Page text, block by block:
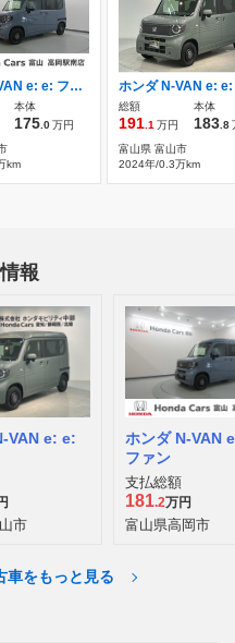
ホンダ N-VAN e: e: ファン 試乗車/NAVI/Rカメラ/急速充電/禁煙車/TV
本体
175 .0万円
km
総額
191 .1 万円
本体
183 .8
富山県 富山市
2024年/0.3万km
報
VAN e: e:
市
ホンダ N-VAN
ファン
支払総額
181.2万円
富山県高岡市
車をもっと見る